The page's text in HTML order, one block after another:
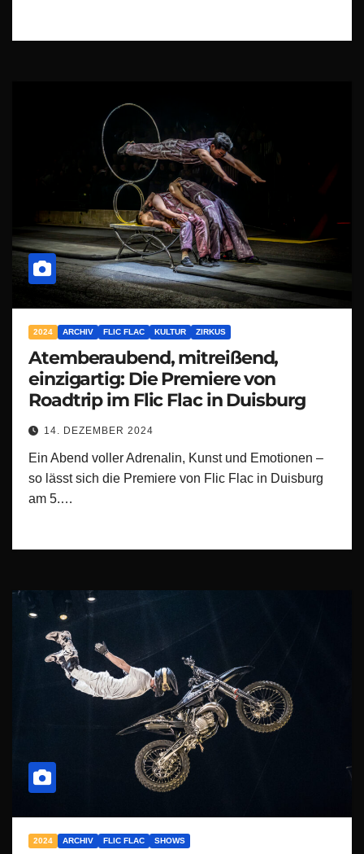
2024 ARCHIV FLIC FLAC KULTUR ZIRKUS
Atemberaubend, mitreißend,
einzigartig: Die Premiere von
Roadtrip im Flic Flac in Duisburg
14. DEZEMBER 2024
Ein Abend voller Adrenalin, Kunst und Emotionen –
so lässt sich die Premiere von Flic Flac in Duisburg
am 5.…
2024 ARCHIV FLIC FLAC SHOWS